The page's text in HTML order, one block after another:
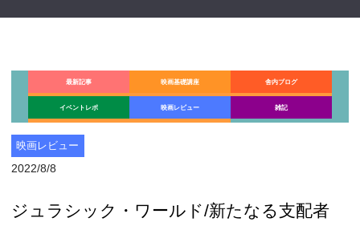
最新記事 映画基礎講座 舎内ブログ
イベントレポ 映画レビュー 雑記
映画レビュー
2022/8/8
ジュラシック・ワールド/新たなる支配者